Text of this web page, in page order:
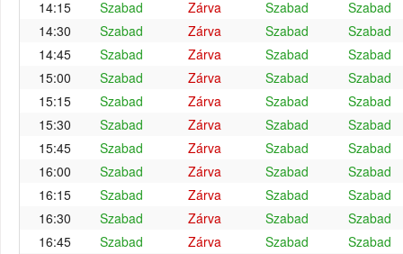
14:15
Szabad Zárva Szabad
Szabad
14:30
Szabad Zárva Szabad
Szabad
14:45
Szabad Zárva Szabad
Szabad
15:00
Szabad Zárva Szabad
Szabad
15:15
Szabad Zárva Szabad
Szabad
15:30
Szabad Zárva Szabad
Szabad
15:45
Szabad Zárva Szabad
Szabad
16:00
Szabad Zárva Szabad
Szabad
16:15
Szabad Zárva Szabad
Szabad
16:30
Szabad Zárva Szabad
Szabad
16:45
Szabad Zárva Szabad
Szabad